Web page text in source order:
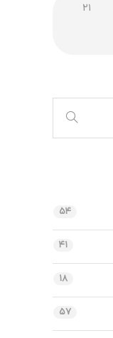
۲۱
۵۴
۴۱
۱۸
۵۷